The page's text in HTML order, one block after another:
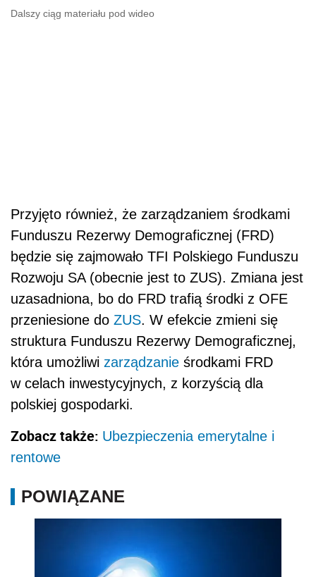
Dalszy ciąg materiału pod wideo
Przyjęto również, że zarządzaniem środkami
Funduszu Rezerwy Demograficznej (FRD)
będzie się zajmowało TFI Polskiego Funduszu
Rozwoju SA (obecnie jest to ZUS). Zmiana jest
uzasadniona, bo do FRD trafią środki z OFE
przeniesione do ZUS. W efekcie zmieni się
struktura Funduszu Rezerwy Demograficznej,
która umożliwi zarządzanie środkami FRD
w celach inwestycyjnych, z korzyścią dla
polskiej gospodarki.
Zobacz także: Ubezpieczenia emerytalne i
rentowe
POWIĄZANE